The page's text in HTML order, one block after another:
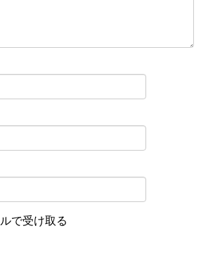
で受け取る